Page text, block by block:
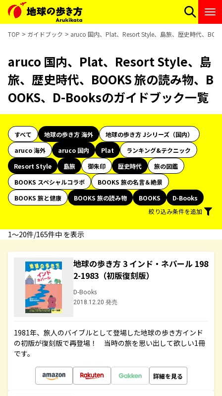
TOP ガイドブック aruco 国内、Plat、Resort Style、島旅、歴史時代、
aruco 国内、Plat、Resort Style、島
旅、歴史時代、BOOKS 旅の読み物、B
OOKS、D-Booksのガイドブック一覧
すべて 地球の歩き方 海外
地球の歩き方 Jシリーズ（国内）
aruco 海外
aruco 国内 Plat
ランキング&テクニック
Resort Style
島旅 御朱印 歴史時代
旅の図鑑
BOOKS スペシャルコラボ
BOOKS 旅の名言＆絶景
BOOKS 旅と健康
BOOKS 旅の読み物 BOOKS
D-Books
絞り込み条件を追加
1〜20件/165件中 を表示
地球の歩き方 3 インド・ネパール 198
2-1983（初版復刻版）
D-Books
2018.12.20 発売
1981年、旅人のバイブルとして登場した地球の歩き方インド
の初版が復刻版で再登場！ 当時の旅を思い出して欲しい1冊
です。
詳細を見る